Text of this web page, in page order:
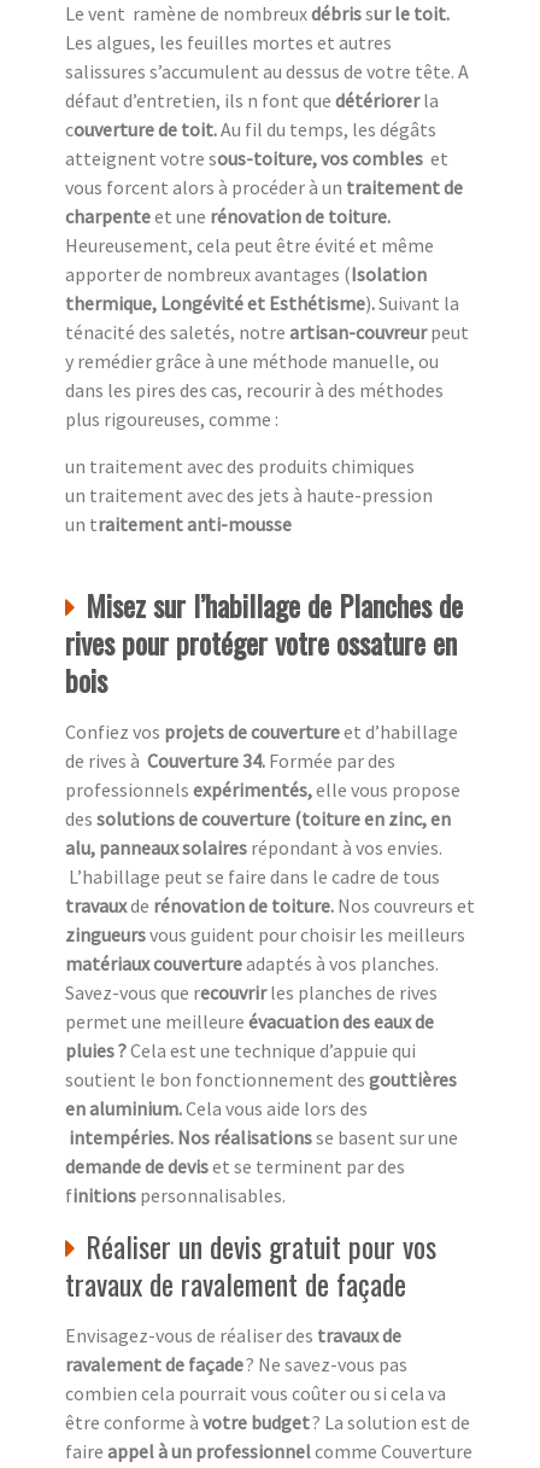
Le vent ramène de nombreuxdébrissur le toit.
Les algues, les feuilles mortes et autres
salissures s’accumulent au dessus de votre tête. A
défaut d’entretien, ils n font que détériorerla
couverture de toit.Au fil du temps, les dégâts
atteignent votre sous-toiture, vos combles et
vous forcent alors à procéder à un traitement de
charpenteet une rénovation de toiture.
Heureusement, cela peut être évité et même
apporter de nombreux avantages (Isolation
thermique, Longévité et Esthétisme).Suivant la
ténacité des saletés, notre artisan-couvreurpeut
y remédier grâce à une méthode manuelle, ou
dans les pires des cas, recourir à des méthodes
plus rigoureuses, comme :
un traitement avec des produits chimiques
un traitement avec des jets à haute-pression
un traitement anti-mousse
Misez sur l’habillage de Planches de
rives pour protéger votre ossature en
bois
Confiez vos projets de couvertureet d’habillage
de rives à Couverture 34. Formée par des
professionnels expérimentés,elle vous propose
des solutions de couverture (toiture en zinc, en
alu, panneaux solaires répondant à vos envies.
L’habillage peut se faire dans le cadre de tous
travauxde rénovation de toiture. Nos couvreurs et
zingueursvous guident pour choisir les meilleurs
matériaux couvertureadaptés à vos planches.
Savez-vous que recouvrirles planches de rives
permet une meilleure évacuation des eaux de
pluies ?Cela est une technique d’appuie qui
soutient le bon fonctionnement des gouttières
en aluminium.Cela vous aide lors des
intempéries. Nos réalisationsse basent sur une
demande de deviset se terminent par des
finitions personnalisables.
Réaliser un devis gratuit pour vos
travaux de ravalement de façade
Envisagez-vous de réaliser des travaux de
ravalement de façade? Ne savez-vous pas
combien cela pourrait vous coûter ou si cela va
être conforme à votre budget? La solution est de
faire appel à un professionnelcomme Couverture